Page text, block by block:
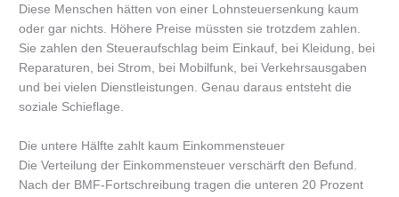
Diese Menschen hätten von einer Lohnsteuersenkung kaum
oder gar nichts. Höhere Preise müssten sie trotzdem zahlen.
Sie zahlen den Steueraufschlag beim Einkauf, bei Kleidung, bei
Reparaturen, bei Strom, bei Mobilfunk, bei Verkehrsausgaben
und bei vielen Dienstleistungen. Genau daraus entsteht die
soziale Schieflage.
Die untere Hälfte zahlt kaum Einkommensteuer
Die Verteilung der Einkommensteuer verschärft den Befund.
Nach der BMF-Fortschreibung tragen die unteren 20 Prozent